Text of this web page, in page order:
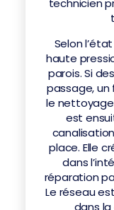
technicien
Selon
haute
parois. Si
passage,
le
est
place. Elle
dans
réparation
Le réseau
dans
En ligne